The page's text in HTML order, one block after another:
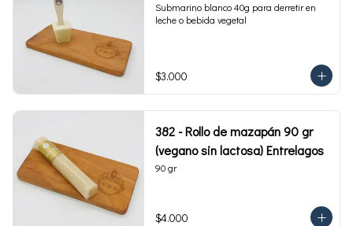
Submarino blanco 40g para derretir en
leche o bebida vegetal
$3.000
382 - Rollo de mazapán 90 gr
(vegano sin lactosa) Entrelagos
90 gr
$4.000